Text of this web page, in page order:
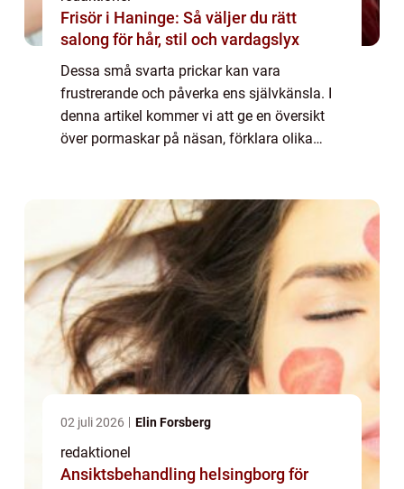
Frisör i Haninge: Så väljer du rätt
salong för hår, stil och vardagslyx
Dessa små svarta prickar kan vara
frustrerande och påverka ens självkänsla. I
denna artikel kommer vi att ge en översikt
över pormaskar på näsan, förklara olika
genomg...
02 juli 2026 Elin Forsberg
redaktionel
Ansiktsbehandling helsingborg för